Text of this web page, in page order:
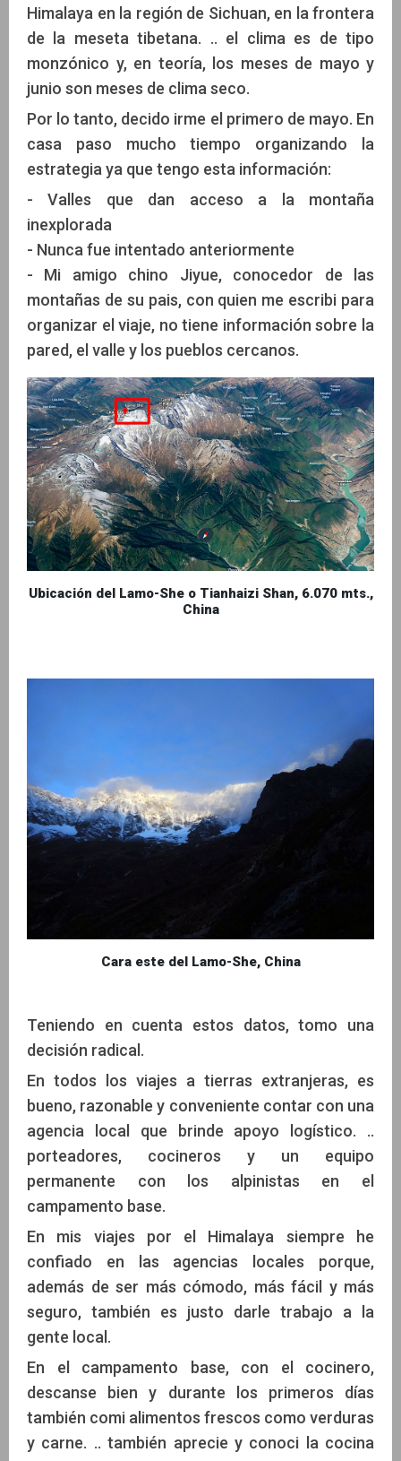
Himalaya en la región de Sichuan, en la frontera
de la meseta tibetana. .. el clima es de tipo
monzónico y, en teoría, los meses de mayo y
junio son meses de clima seco.
Por lo tanto, decido irme el primero de mayo. En
casa paso mucho tiempo organizando la
estrategia ya que tengo esta información:
- Valles que dan acceso a la montaña
inexplorada
- Nunca fue intentado anteriormente
- Mi amigo chino Jiyue, conocedor de las
montañas de su pais, con quien me escribi para
organizar el viaje, no tiene información sobre la
pared, el valle y los pueblos cercanos.
Ubicación del Lamo-She o Tianhaizi Shan, 6.070 mts.,
China
Cara este del Lamo-She, China
Teniendo en cuenta estos datos, tomo una
decisión radical.
En todos los viajes a tierras extranjeras, es
bueno, razonable y conveniente contar con una
agencia local que brinde apoyo logístico. ..
porteadores, cocineros y un equipo
permanente con los alpinistas en el
campamento base.
En mis viajes por el Himalaya siempre he
confiado en las agencias locales porque,
además de ser más cómodo, más fácil y más
seguro, también es justo darle trabajo a la
gente local.
En el campamento base, con el cocinero,
descanse bien y durante los primeros días
también comi alimentos frescos como verduras
y carne. .. también aprecie y conoci la cocina